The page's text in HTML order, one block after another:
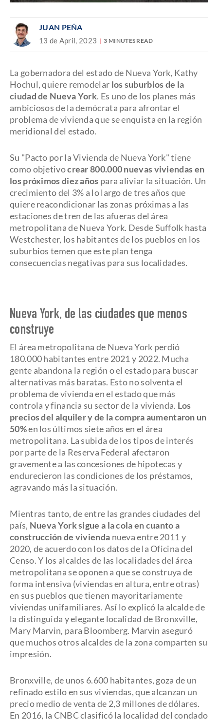
JUAN PEÑA
13 de April, 2023 3 MINUTES READ
La gobernadora del estado de Nueva York, Kathy
Hochul, quiere remodelar los suburbios de la
ciudad de Nueva York. Es uno de los planes más
ambiciosos de la demócrata para afrontar el
problema de vivienda que se enquista en la región
meridional del estado.
Su "Pacto por la Vivienda de Nueva York" tiene
como objetivocrear 800.000 nuevas viviendas en
los próximos diez años para aliviar la situación. Un
crecimiento del 3% a lo largo de tres años que
quiere reacondicionar las zonas próximas a las
estaciones de tren de las afueras del área
metropolitana de Nueva York. Desde Suffolk hasta
Westchester, los habitantes de los pueblos en los
suburbios temen que este plan tenga
consecuencias negativas para sus localidades.
Nueva York, de las ciudades que menos
construye
El área metropolitana de Nueva York perdió
180.000 habitantes entre 2021 y 2022. Mucha
gente abandona la región o el estado para buscar
alternativas más baratas. Esto no solventa el
problema de vivienda en el estado que más
controla y financia su sector de la vivienda. Los
precios del alquiler y de la compra aumentaron un
50%en los últimos siete años en el área
metropolitana. La subida de los tipos de interés
por parte de la Reserva Federal afectaron
gravemente a las concesiones de hipotecas y
endurecieron las condiciones de los préstamos,
agravando más la situación.
Mientras tanto, de entre las grandes ciudades del
país, Nueva York sigue a la cola en cuanto a
construcción de vivienda nueva entre 2011 y
2020, de acuerdo con los datos de la Oficina del
Censo. Y los alcaldes de las localidades del área
metropolitana se oponen a que se construya de
forma intensiva (viviendas en altura, entre otras)
en sus pueblos que tienen mayoritariamente
viviendas unifamiliares. Así lo explicó la alcalde de
la distinguida y elegante localidad de Bronxville,
Mary Marvin, para Bloomberg. Marvin aseguró
que muchos otros alcaldes de la zona comparten su
impresión.
Bronxville, de unos 6.600 habitantes, goza de un
refinado estilo en sus viviendas, que alcanzan un
precio medio de venta de 2,3 millones de dólares.
En 2016, la CNBC clasificó la localidad del condado